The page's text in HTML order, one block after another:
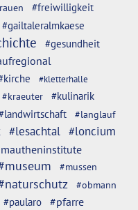
#freiwilligkeit
#gailtaleralmkaese
#gesundheit
#kletterhalle
#kraeuter #kulinarik
#langlauf
#lesachtal #loncium
#mussen
#obmann
#paularo #pfarre